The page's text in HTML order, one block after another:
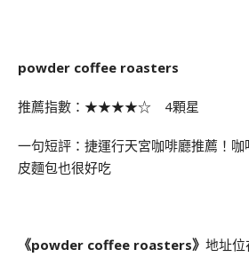
powder coffee roasters
推薦指數：★★★★☆ 4顆星
一句短評：捷運行天宮咖啡廳推薦！
皮麵包也很好吃
《powder coffee roasters》 地址位